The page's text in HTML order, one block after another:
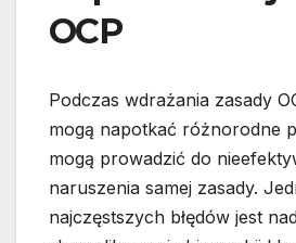
OCP
Podczas wdrażania zasady
mogą napotkać różnorodne
mogą prowadzić do
naruszenia samej zasady.
najczęstszych błędów jest